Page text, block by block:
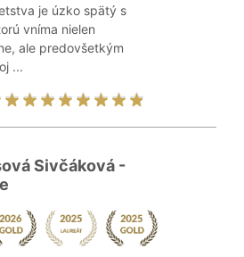
je úzko spätý s
vníma nielen
ale predovšetkým
...
Sivčáková -